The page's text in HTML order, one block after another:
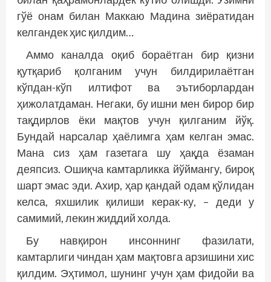
гўё онам билан Маккаю Мадина зиёратидан
келгандек ҳис қилдим…
Аммо каналда оқиб бораётган бир қизни
қутқариб қолганим учун билдирилаётган
кўпдан-кўп илтифот ва эътиборлардан
ҳижолатдаман. Негаки, бу ишни мен бирор бир
тақдирлов ёки мақтов учун қилганим йўқ.
Бундай нарсалар ҳаёлимга ҳам келган эмас.
Мана сиз ҳам газетага шу ҳақда ёзаман
деяпсиз. Ошиқча камтарликка йўймангу, бироқ
шарт эмас эди. Ахир, ҳар қандай одам қўлидан
келса, яхшилик қилиши керак-ку, – деди у
самимий, лекин жиддий холда.
Бу навқирон инсоннинг фазилати,
камтарлиги чиндан ҳам мақтовга арзишини хис
қилдим. Эҳтимол, шунинг учун ҳам фидойи ва